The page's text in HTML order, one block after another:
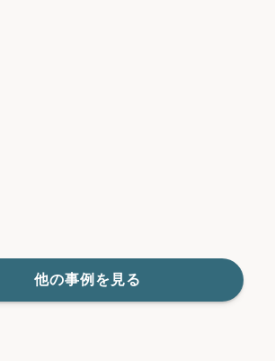
他の事例を見る